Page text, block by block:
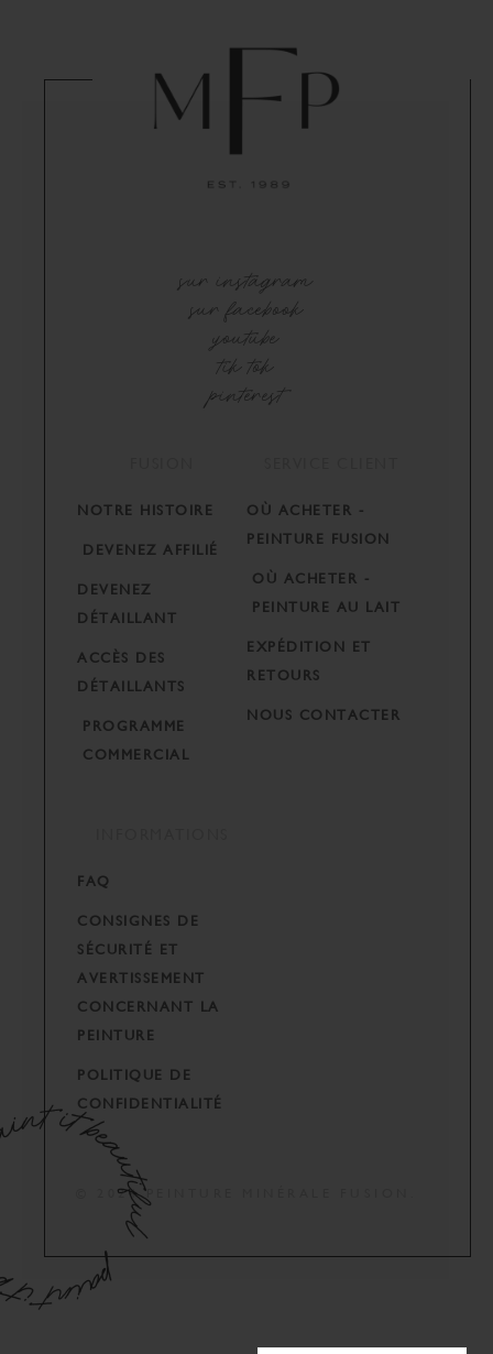
sur instagram
sur facebook
youtube
tik tok
pinterest
NOTRE HISTOIRE
DEVENEZ AFFILIÉ
DEVENEZ
DÉTAILLANT
ACCÈS DES
DÉTAILLANTS
PROGRAMME
COMMERCIAL
OÙ ACHETER -
PEINTURE FUSION
OÙ ACHETER -
PEINTURE AU LAIT
EXPÉDITION ET
RETOURS
NOUS CONTACTER
FAQ
CONSIGNES DE
SÉCURITÉ ET
AVERTISSEMENT
CONCERNANT LA
PEINTURE
POLITIQUE DE
CONFIDENTIALITÉ
© 2024 PEINTURE MINÉRALE FUSION.